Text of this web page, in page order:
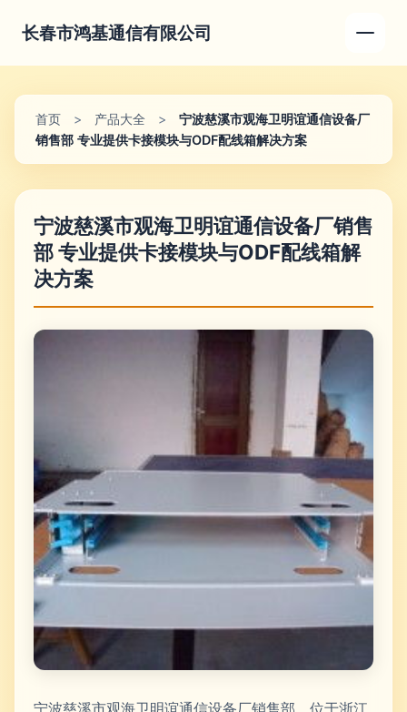
长春市鸿基通信有限公司
首页 > 产品大全 >
宁波慈溪市观海卫明谊通信设备厂
销售部 专业提供卡接模块与ODF配线箱解决方案
宁波慈溪市观海卫明谊通信设备厂销售
部 专业提供卡接模块与ODF配线箱解
决方案
宁波慈溪市观海卫明谊通信设备厂销售部，位于浙江